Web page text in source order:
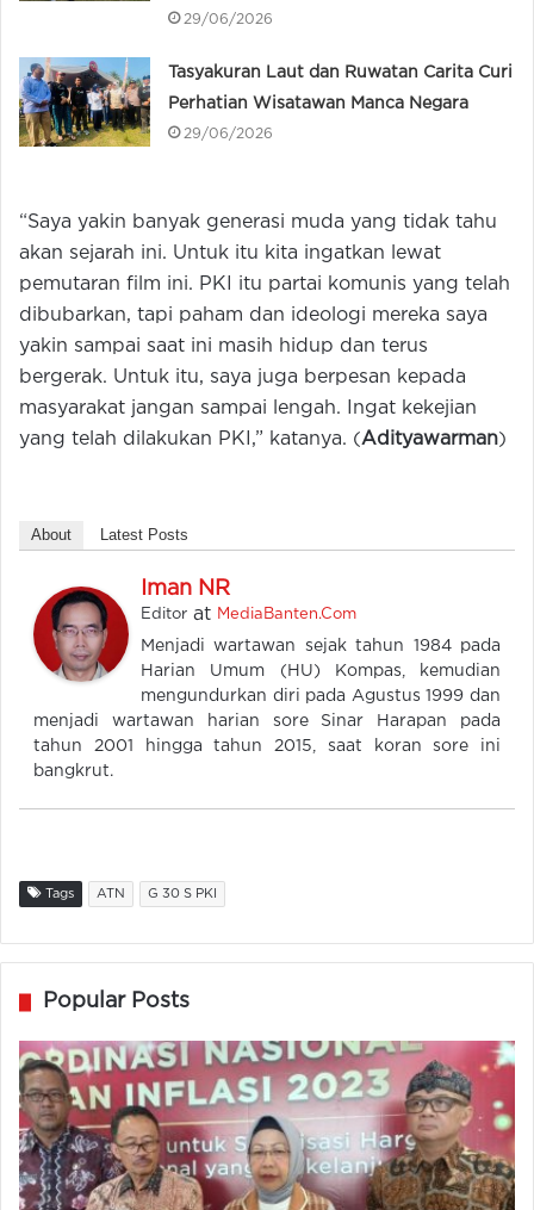
29/06/2026
Tasyakuran Laut dan Ruwatan Carita Curi
Perhatian Wisatawan Manca Negara
29/06/2026
“Saya yakin banyak generasi muda yang tidak tahu
akan sejarah ini. Untuk itu kita ingatkan lewat
pemutaran film ini. PKI itu partai komunis yang telah
dibubarkan, tapi paham dan ideologi mereka saya
yakin sampai saat ini masih hidup dan terus
bergerak. Untuk itu, saya juga berpesan kepada
masyarakat jangan sampai lengah. Ingat kekejian
yang telah dilakukan PKI,” katanya. (Adityawarman)
About Latest Posts
Iman NR
Editor at MediaBanten.Com
Menjadi wartawan sejak tahun 1984 pada
Harian Umum (HU) Kompas, kemudian
mengundurkan diri pada Agustus 1999 dan
menjadi wartawan harian sore Sinar Harapan pada
tahun 2001 hingga tahun 2015, saat koran sore ini
bangkrut.
Tags ATN G 30 S PKI
Popular Posts